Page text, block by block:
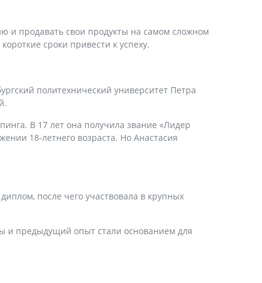
и продавать свои продукты на самом сложном
сроки привести к успеху.
политехнический университет Петра
В 17 лет она получила звание «Лидер
18-летнего возраста. Но Анастасия
после чего участвовала в крупных
и предыдущий опыт стали основанием для